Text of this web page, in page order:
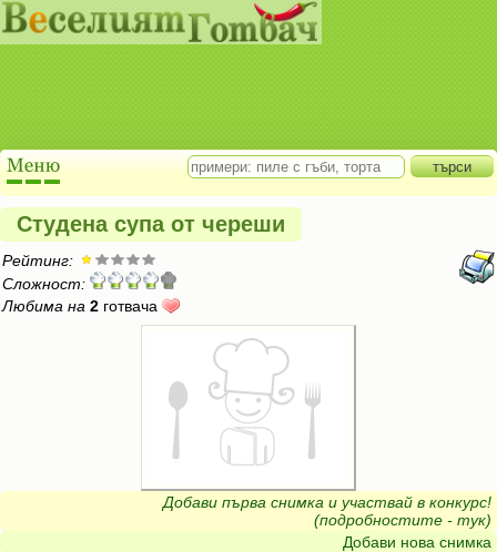
Студена супа от череши
Рейтинг:
Сложност:
Любима на 2 готвача
Добави първа снимка и участвай в конкурс!
(подробностите - тук)
Добави нова снимка